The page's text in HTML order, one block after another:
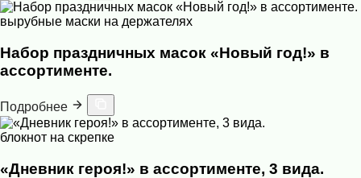
вырубные маски на держателях
Набор праздничных масок «Новый год!» в
ассортименте.
Подробнее
блокнот на скрепке
«Дневник героя!» в ассортименте, 3 вида.